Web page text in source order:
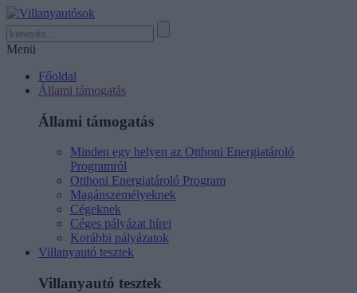
Menü
Főoldal
Állami támogatás
Állami támogatás
Minden egy helyen az Otthoni Energiatároló
Programról
Otthoni Energiatároló Program
Magánszemélyeknek
Cégeknek
Céges pályázat hírei
Korábbi pályázatok
Villanyautó tesztek
Villanyautó tesztek